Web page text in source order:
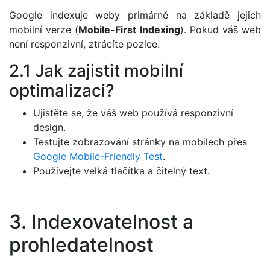
Google indexuje weby primárně na základě jejich
mobilní verze (Mobile-First Indexing). Pokud váš web
není responzivní, ztrácíte pozice.
2.1 Jak zajistit mobilní
optimalizaci?
Ujistěte se, že váš web používá responzivní
design.
Testujte zobrazování stránky na mobilech přes
Google Mobile-Friendly Test.
Používejte velká tlačítka a čitelný text.
3. Indexovatelnost a
prohledatelnost